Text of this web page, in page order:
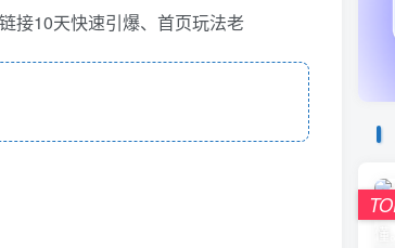
接10天快速引爆、首页玩法老